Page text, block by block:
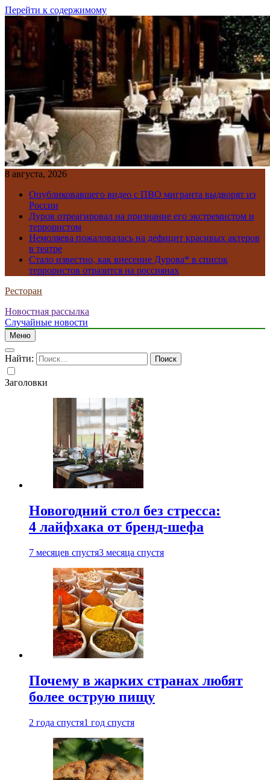
Перейти к содержимому
8 августа, 2026
Опубликовавшего видео с ПВО мигранта выдворят из
России
Дуров отреагировал на признание его экстремистом и
террористом
Немоляева пожаловалась на дефицит красивых актеров
в театре
Стало известно, как внесение Дурова* в список
террористов отразится на россиянах
Ресторан
Новостная рассылка
Случайные новости
Меню
Найти:
Заголовки
Новогодний стол без стресса:
4 лайфхака от бренд-шефа
7 месяцев спустя3 месяца спустя
Почему в жарких странах любят
более острую пищу
2 года спустя1 год спустя